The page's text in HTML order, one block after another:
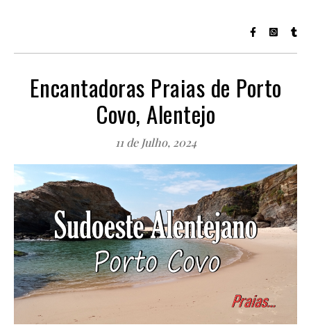
Encantadoras Praias de Porto
Covo, Alentejo
11 de Julho, 2024